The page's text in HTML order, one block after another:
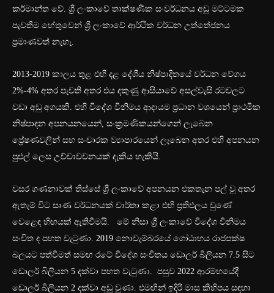
කර්මාන්ත වේ. ශ්‍රී ලංකාවේ තාක්ෂණික සංවර්ධනය අඩු මට්ටමක
පැවතීම හේතුවෙන් ශ්‍රී ලංකාවේ ආර්ථික වර්ධන උත්තේජනය
ප්‍රමාණවත් නැහැ.
2013-2019 කාලය තුළ එහි දළ දේශීය නිෂ්පාදිතයේ වර්ධන වේගය
2%-4% අතර පැවති අතර එය දකුණු ආසියාවේ අසල්වැසි රටවලට
වඩා අඩු අගයකි. එහි විදේශ විනිමය ආදායම ප්‍රධාන වශයෙන් ප්‍රාථමික
නිෂ්පාදන අපනයනයෙන්, සංක්‍රමණිකයන්ගෙන් ලැබෙන
ප්‍රේෂණවලින් සහ සංචාරක ව්‍යාපාරයෙන් ලැබෙන අතර එහි අපනයන
පුළුල් ලෙස උච්චාවචනයක් දැකිය හැකියි.
වසර ගණනාවක් තිස්සේ ශ්‍රී ලංකාවේ අපනයන එකතැන පල් වූ අතර
ඇතැම් විට සෘණ වර්ධනයක් වාර්තා කළා එහි ප්‍රතිඵලය වුණේ
වෙළෙඳ හිඟයක් ඇතිවීමයි. මේ නිසා ශ්‍රී ලංකාවේ විදේශ විනිමය
සංචිත ද පහත වැටුණා. 2019 නොවැම්බරයේ ගෝඨාභය රාජපක්ෂ
බලයට පත්වීමත් සමඟ රටේ විදේශ සංචිතය ඩොලර් බිලියන 7.5 සිට
ඩොලර් බිලියන 5 දක්වා පහත වැටුණා. පසුව 2022 ආරම්භයේදී
ඩොලර් බිලියන 2 දක්වා අඩු වුණා. එමඟින් ඉදිරි මාස කිහිපය සඳහා